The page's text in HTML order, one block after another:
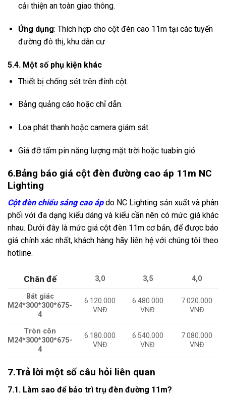
cải thiện an toàn giao thông.
Ứng dụng: Thích hợp cho cột đèn cao 11m tại các tuyến
đường đô thị, khu dân cư
5.4. Một số phụ kiện khác
Thiết bị chống sét trên đỉnh cột.
Bảng quảng cáo hoặc chỉ dẫn.
Loa phát thanh hoặc camera giám sát.
Giá đỡ tấm pin năng lượng mặt trời hoặc tuabin gió.
6.Bảng báo giá cột đèn đường cao áp 11m NC
Lighting
Cột đèn chiếu sáng cao ápdo NC Lighting sản xuất và phân
phối với đa dạng kiểu dáng và kiểu cần nên có mức giá khác
nhau. Dưới đây là mức giá cột đèn 11m cơ bản, để được báo
giá chính xác nhất, khách hàng hãy liên hệ với chúng tôi theo
hotline.
Chân đế 3,0 3,5 4,0
Bát giác
M24*300*300*675-
4
6.120.000
VNĐ
6.480.000
VNĐ
7.020.000
VNĐ
Tròn côn
M24*300*300*675-
4
6.180.000
VNĐ
6.540.000
VNĐ
7.080.000
VNĐ
7.Trả lời một số câu hỏi liên quan
7.1. Làm sao để bảo trì trụ đèn đường 11m?